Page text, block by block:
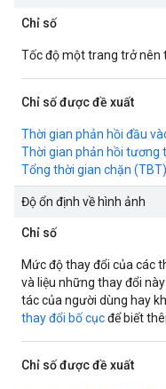
Chỉ số
Tốc độ một trang trở nên
Chỉ số được đề xuất
Thời gian phản hồi đầu
Thời gian phản hồi tương
Tổng thời gian chặn (TBT)
Độ ổn định về hình ảnh
Chỉ số
Mức độ thay đổi của các
và liệu những thay đổi
tác của người dùng hay
thay đổi bố cụcđể biết
Chỉ số được đề xuất